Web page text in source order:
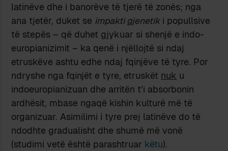
latinëve dhe i banorëve të tjerë të zonës; nga
ana tjetër, duket se impakti gjenetiki popullsive
të stepës – që duhet gjykuar si shenjë e indo-
europianizimit – ka qenë i njëllojtë si ndaj
etruskëve ashtu edhe ndaj fqinjëve të tyre. Por
ndryshe nga fqinjët e tyre, etruskët nuk u
indoeuropianizuan dhe arritën t’i absorbonin
ardhësit, mbase ngaqë kishin kulturë më të
organizuar. Asimilimi i tyre prej latinëve do të
ndodhte gradualisht dhe shumë më vonë
(studimi vetë është parashtruar këtu).